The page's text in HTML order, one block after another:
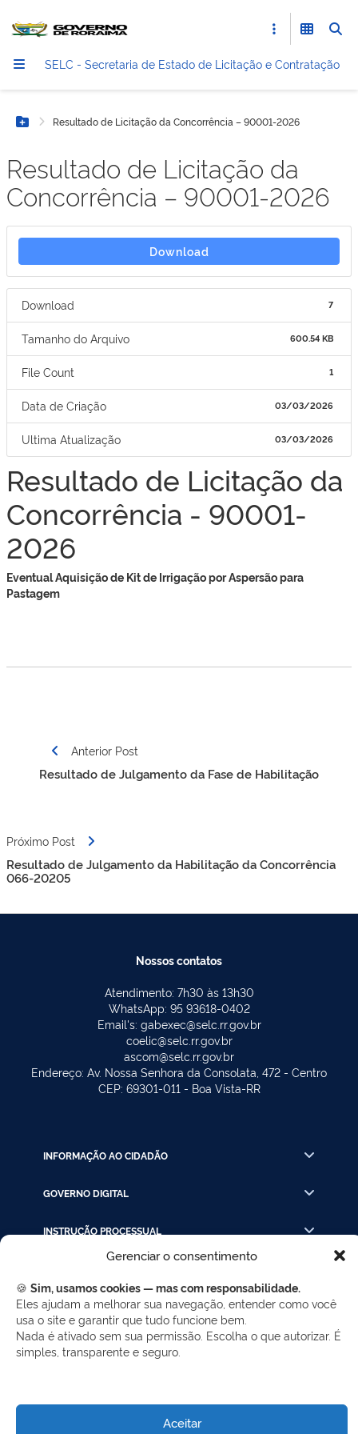
Gerenciar o consentimento
🍪 Sim, usamos cookies — mas com responsabilidade.
Eles ajudam a melhorar sua navegação, entender como você
usa o site e garantir que tudo funcione bem.
Nada é ativado sem sua permissão. Escolha o que autorizar. É
simples, transparente e seguro.
Aceitar
SELC - Secretaria de Estado de Licitação e Contratação
Botão Menu
Resultado de Licitação da Concorrência – 90001-2026
Resultado de Licitação da
Concorrência – 90001-2026
Download
Download 7
Tamanho do Arquivo 600.54 KB
File Count 1
Data de Criação 03/03/2026
Ultima Atualização 03/03/2026
Resultado de Licitação da
Concorrência - 90001-
2026
Eventual Aquisição de Kit de Irrigação por Aspersão para
Pastagem
Navegação
Anterior Post
Resultado de Julgamento da Fase de Habilitação
Próximo Post
Resultado de Julgamento da Habilitação da Concorrência
066-20205
Nossos contatos
Atendimento: 7h30 às 13h30
WhatsApp: 95 93618-0402
Email's: gabexec@selc.rr.gov.br
coelic@selc.rr.gov.br
ascom@selc.rr.gov.br
Endereço: Av. Nossa Senhora da Consolata, 472 - Centro
CEP: 69301-011 - Boa Vista-RR
INFORMAÇÃO AO CIDADÃO
GOVERNO DIGITAL
INSTRUÇÃO PROCESSUAL
REDES SOCIAIS
Facebook
Twitter
LinkedIn
Instagram